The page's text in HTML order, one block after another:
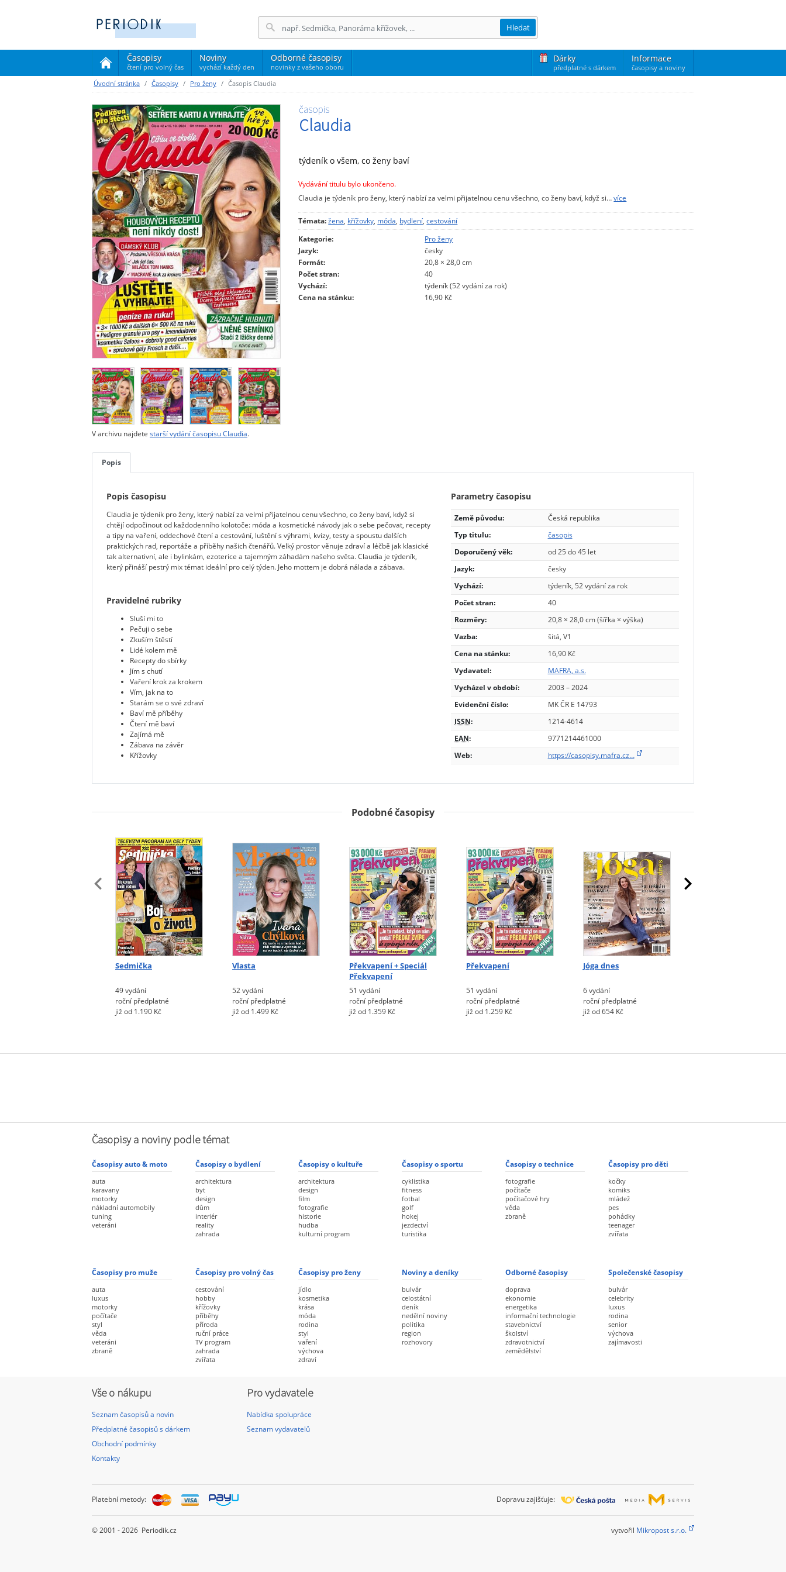
Časopisy
čtení pro volný čas
(current)
Noviny
vychází každý den
Odborné časopisy
novinky z vašeho oboru
Dárky
předplatné s dárkem
Informace
časopisy a noviny
Hledat
Úvodní stránka Časopisy Pro ženy Časopis Claudia
časopis
Claudia
týdeník o všem, co ženy baví
V archivu najdete starší vydání časopisu Claudia.
Vydávání titulu bylo ukončeno.
Claudia je týdeník pro ženy, který nabízí za velmi přijatelnou cenu všechno, co ženy baví, když si…více
Témata:žena, křížovky, móda, bydlení,cestování
Kategorie:
Pro ženy
Jazyk:
česky
Formát:
20,8 × 28,0 cm
Počet stran:
40
Vychází:
týdeník (52 vydání za rok)
Cena na stánku:
16,90 Kč
Popis
Popis časopisu
Claudia je týdeník pro ženy, který nabízí za velmi přijatelnou cenu všechno, co ženy baví, když si
chtějí odpočinout od každodenního kolotoče: móda a kosmetické návody jak o sebe pečovat, recepty
a tipy na vaření, oddechové čtení a cestování, luštění s výhrami, kvizy, testy a spoustu dalších
praktických rad, reportáže a příběhy našich čtenářů. Velký prostor věnuje zdraví a léčbě jak klasické
tak alternativní, ale i bylinkám, ezoterice a tajemným záhadám našeho světa. Claudia je týdeník,
který přináší pestrý mix témat ideální pro celý týden. Jeho mottem je dobrá nálada a zábava.
Pravidelné rubriky
Sluší mi to
Pečuji o sebe
Zkuším štěstí
Lidé kolem mě
Recepty do sbírky
Jím s chutí
Vaření krok za krokem
Vím, jak na to
Starám se o své zdraví
Baví mě příběhy
Čtení mě baví
Zajímá mě
Zábava na závěr
Křížovky
Parametry časopisu
Země původu:
Česká republika
Typ titulu:
časopis
Doporučený věk:
od 25 do 45 let
Jazyk:
česky
Vychází:
týdeník, 52 vydání za rok
Počet stran:
40
Rozměry:
20,8 × 28,0 cm (šířka × výška)
Vazba:
šitá, V1
Cena na stánku:
16,90 Kč
Vydavatel:
MAFRA, a.s.
Vycházel v období:
2003 – 2024
Evidenční číslo:
MK ČR E 14793
ISSN:
1214-4614
EAN:
9771214461000
Web:
https://casopisy.mafra.cz…
Podobné časopisy
Sedmička
49 vydání
roční předplatné
již od 1.190 Kč
Vlasta
52 vydání
roční předplatné
již od 1.499 Kč
Překvapení + Speciál
Překvapení
51 vydání
roční předplatné
již od 1.359 Kč
Překvapení
51 vydání
roční předplatné
již od 1.259 Kč
Jóga dnes
6 vydání
roční předplatné
již od 654 Kč
Časopisy a noviny podle témat
Časopisy auto & moto
auta
karavany
motorky
nákladní automobily
tuning
veteráni
Časopisy o bydlení
architektura
byt
design
dům
interiér
reality
zahrada
Časopisy o kultuře
architektura
design
film
fotografie
historie
hudba
kulturní program
Časopisy o sportu
cyklistika
fitness
fotbal
golf
hokej
jezdectví
turistika
Časopisy o technice
fotografie
počítače
počítačové hry
věda
zbraně
Časopisy pro děti
kočky
komiks
mládež
pes
pohádky
teenager
zvířata
Časopisy pro muže
auta
luxus
motorky
počítače
styl
věda
veteráni
zbraně
Časopisy pro volný čas
cestování
hobby
křížovky
příběhy
příroda
ruční práce
TV program
zahrada
zvířata
Časopisy pro ženy
jídlo
kosmetika
krása
móda
rodina
styl
vaření
výchova
zdraví
Noviny a deníky
bulvár
celostátní
deník
nedělní noviny
politika
region
rozhovory
Odborné časopisy
doprava
ekonomie
energetika
informační technologie
stavebnictví
školství
zdravotnictví
zemědělství
Společenské časopisy
bulvár
celebrity
luxus
rodina
senior
výchova
zajímavosti
Vše o nákupu
Seznam časopisů a novin
Předplatné časopisů s dárkem
Obchodní podmínky
Kontakty
Pro vydavatele
Nabídka spolupráce
Seznam vydavatelů
Platební metody: Dopravu zajišťuje:
© 2001 - 2026 Periodik.cz vytvořil Mikropost s.r.o.